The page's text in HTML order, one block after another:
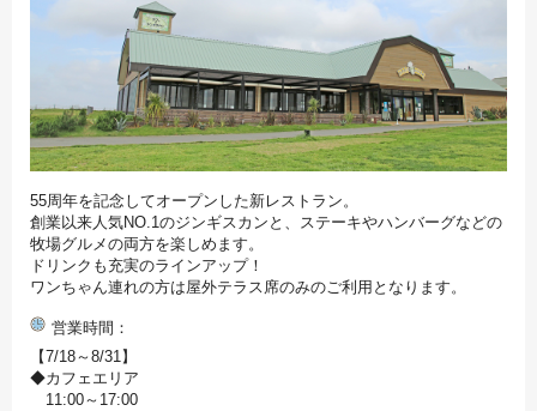
55周年を記念してオープンした新レストラン。
創業以来人気NO.1のジンギスカンと、ステーキやハンバーグなどの
牧場グルメの両方を楽しめます。
ドリンクも充実のラインアップ！
ワンちゃん連れの方は屋外テラス席のみのご利用となります。
営業時間
【7/18～8/31】
◆カフェエリア
11:00～17:00